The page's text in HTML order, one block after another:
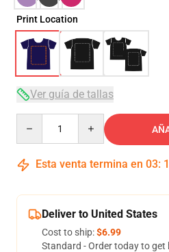
Print Location
Ver guía de tallas
Esta venta termina en 03:
Deliver to United States
Cost to ship:$6.99
Standard - Order today to get